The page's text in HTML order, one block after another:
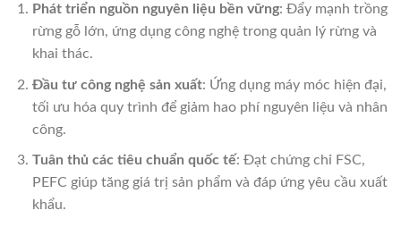
Phát triển nguồn nguyên liệu bền vững: Đẩy mạnh trồng
rừng gỗ lớn, ứng dụng công nghệ trong quản lý rừng và
khai thác.
Đầu tư công nghệ sản xuất: Ứng dụng máy móc hiện đại,
tối ưu hóa quy trình để giảm hao phí nguyên liệu và nhân
công.
Tuân thủ các tiêu chuẩn quốc tế: Đạt chứng chỉ FSC,
PEFC giúp tăng giá trị sản phẩm và đáp ứng yêu cầu xuất
khẩu.